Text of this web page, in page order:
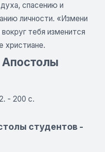
спасению и
личности. «Измени
тебя изменится
христиане.
- 200 с.
студентов -